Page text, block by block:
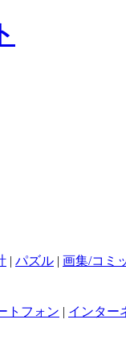
| パズル | 画集/コミ
トフォン | インター